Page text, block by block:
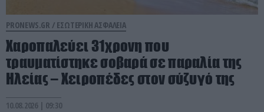
PRONEWS.GR / ΕΣΩΤΕΡΙΚΗ ΑΣΦΑΛΕΙΑ
Χαροπαλεύει 31χρονη που
τραυματίστηκε σοβαρά σε παραλία της
Ηλείας – Χειροπέδες στον σύζυγό της
10.08.2026 | 09:30